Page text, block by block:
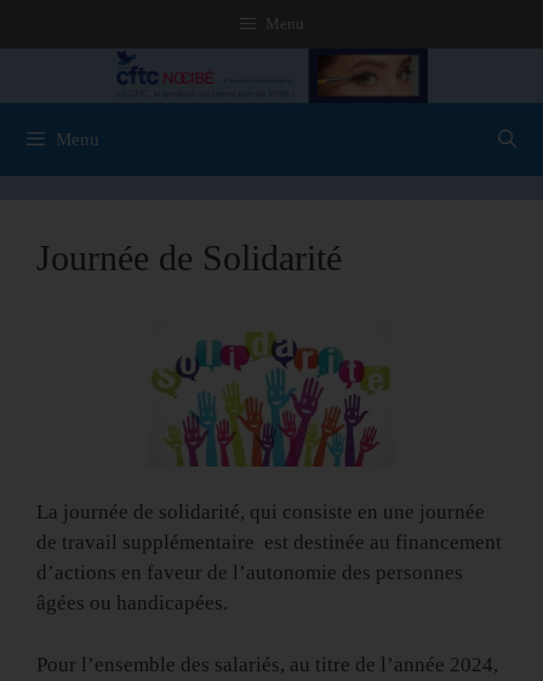
Menu
Menu
Journée de Solidarité
La journée de solidarité, qui consiste en une journée
de travail supplémentaire est destinée au financement
d’actions en faveur de l’autonomie des personnes
âgées ou handicapées.
Pour l’ensemble des salariés, au titre de l’année 2024,